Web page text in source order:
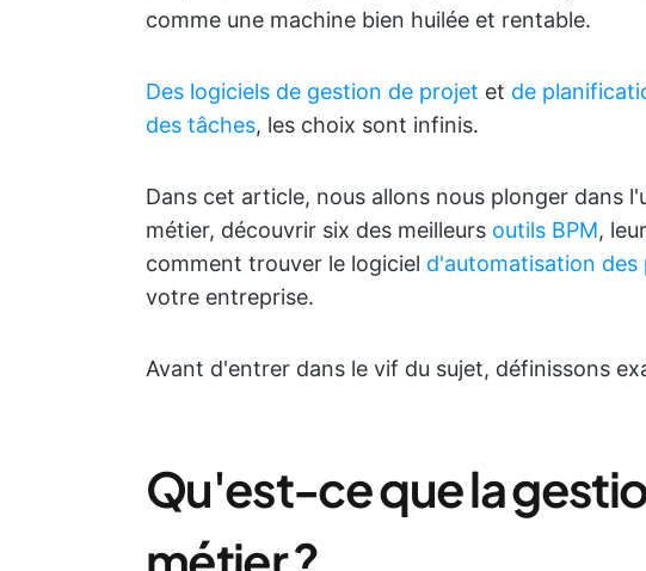
comme une machine bien huilée et rentable.
Des logiciels de gestion de projet et de
des tâches, les choix sont infinis.
Dans cet article, nous allons nous plonger dans
métier, découvrir six des meilleurs outils BPM,
comment trouver le logiciel d'automatisation des
votre entreprise.
Avant d'entrer dans le vif du sujet, définissons
Qu'est-ce que la